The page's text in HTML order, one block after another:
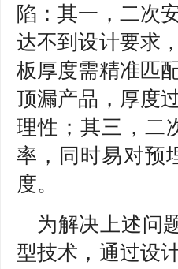
陷：其一，二次
达不到设计要求
板厚度需精准匹
顶漏产品，厚度
理性；其三，二
率，同时易对预
度。
为解决上述问
型技术，通过设